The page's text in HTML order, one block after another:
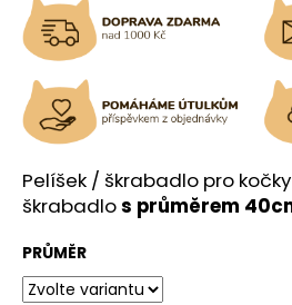
Pelíšek / škrabadlo pro
škrabadlos průměrem
PRŮMĚR
D
o
p
o
r
u
u
j
m
e